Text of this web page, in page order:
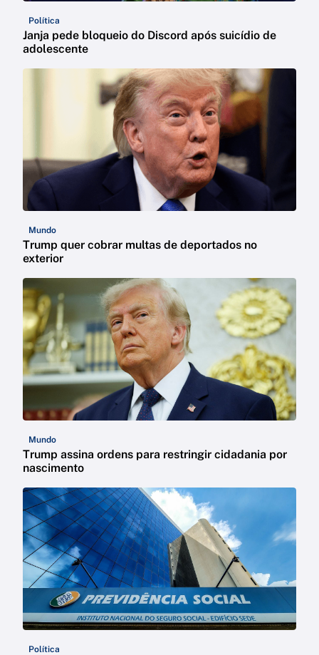
Política
Janja pede bloqueio do Discord após suicídio de
adolescente
Mundo
Trump quer cobrar multas de deportados no
exterior
Mundo
Trump assina ordens para restringir cidadania por
nascimento
Política